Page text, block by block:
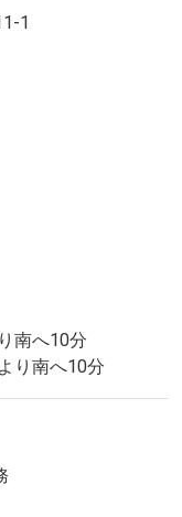
1
南へ10分
り南へ10分